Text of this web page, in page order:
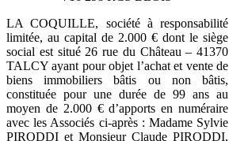
LA COQUILLE, société à responsabilité
limitée, au capital de 2.000 € dont le siège
social est situé 26 rue du Château – 41370
TALCY ayant pour objet l’achat et vente de
biens immobiliers bâtis ou non bâtis,
constituée pour une durée de 99 ans au
moyen de 2.000 € d’apports en numéraire
avec les Associés ci-après : Madame Sylvie
PIRODDI et Monsieur Claude PIRODDI,